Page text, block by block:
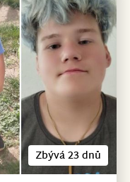
Zbývá 23 dnů